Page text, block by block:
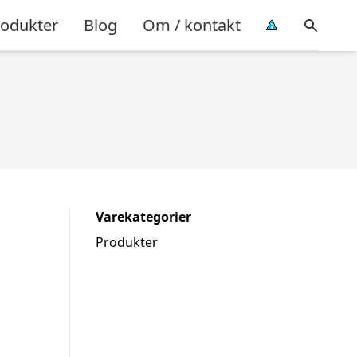
Blog Om / kontakt
Varekategorier
Produkter